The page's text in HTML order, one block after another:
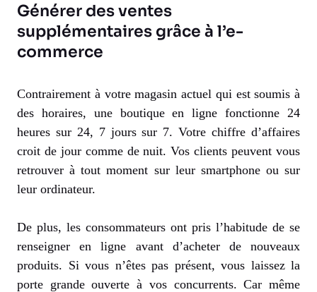
Générer des ventes
supplémentaires grâce à l’e-
commerce
Contrairement à votre magasin actuel qui est soumis à
des horaires, une boutique en ligne fonctionne 24
heures sur 24, 7 jours sur 7. Votre chiffre d’affaires
croit de jour comme de nuit. Vos clients peuvent vous
retrouver à tout moment sur leur smartphone ou sur
leur ordinateur.
De plus, les consommateurs ont pris l’habitude de se
renseigner en ligne avant d’acheter de nouveaux
produits. Si vous n’êtes pas présent, vous laissez la
porte grande ouverte à vos concurrents. Car même